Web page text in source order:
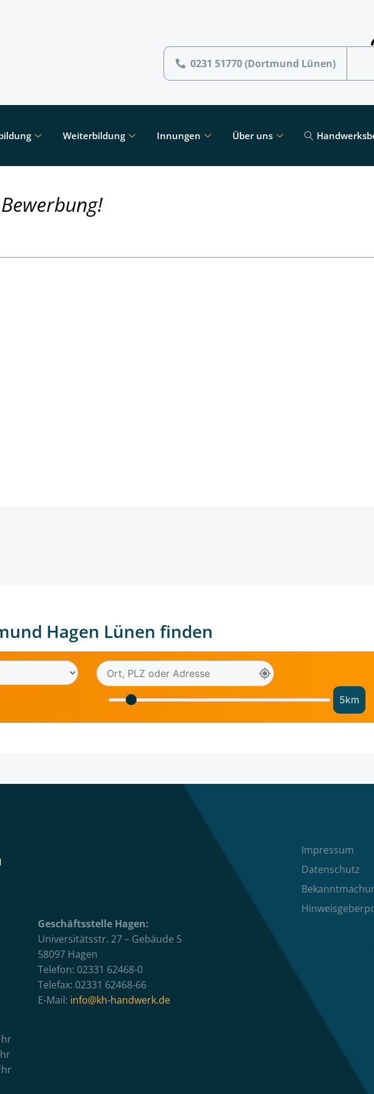
0231 51770 (Dortmund Lünen)
Weiterbildung Innungen Über uns
Hagen Lünen finden
5km
Impressum
Datenschutz
Geschäftsstelle Hagen:
Universitätsstr. 27 – Gebäude 5
58097 Hagen
Telefon: 02331 62468-0
Telefax: 02331 62468-66
E-Mail: info@kh-handwerk.de